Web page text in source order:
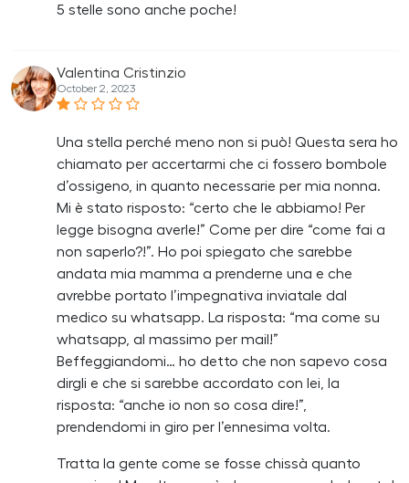
5 stelle sono anche poche!
Valentina Cristinzio
October 2, 2023
Una stella perché meno non si può! Questa sera ho
chiamato per accertarmi che ci fossero bombole
d’ossigeno, in quanto necessarie per mia nonna.
Mi è stato risposto: “certo che le abbiamo! Per
legge bisogna averle!” Come per dire “come fai a
non saperlo?!”. Ho poi spiegato che sarebbe
andata mia mamma a prenderne una e che
avrebbe portato l’impegnativa inviatale dal
medico su whatsapp. La risposta: “ma come su
whatsapp, al massimo per mail!”
Beffeggiandomi… ho detto che non sapevo cosa
dirgli e che si sarebbe accordato con lei, la
risposta: “anche io non so cosa dire!”,
prendendomi in giro per l’ennesima volta.
Tratta la gente come se fosse chissà quanto